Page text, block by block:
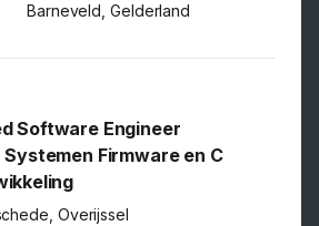
Barneveld, Gelderland
Software Engineer
Firmware en C
Overijssel